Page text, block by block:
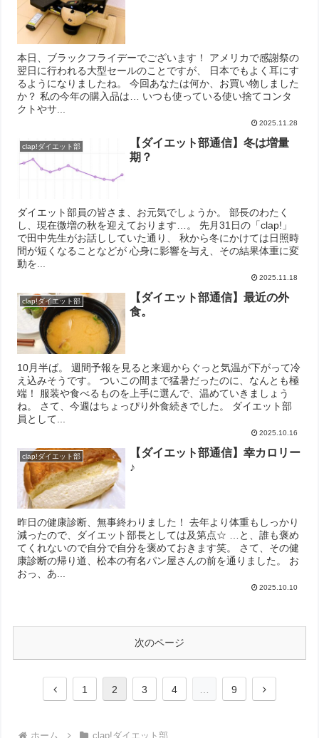
本日、ブラックフライデーでございます！ アメリカで感謝祭の
翌日に行われる大型セールのことですが、 日本でもよく耳にす
るようになりましたね。 今回あなたは何か、お買い物しました
か？ 私の今年の購入品は… いつも使っている使い捨てコンタ
クトやサ...
2025.11.28
clap!ダイエット部
【ダイエット部通信】冬は増量
期？
ダイエット部員の皆さま、お元気でしょうか。 部長のわたく
し、現在微増の秋を迎えております…。 先月31日の「clap!」
で田中先生がお話ししていた通り、 秋から冬にかけては日照時
間が短くなることなどが 心身に影響を与え、その結果体重に変
動を...
2025.11.18
clap!ダイエット部
【ダイエット部通信】最近の外
食。
10月半ば。 週間予報を見ると来週からぐっと気温が下がって冷
え込みそうです。 ついこの間まで猛暑だったのに、なんとも極
端！ 服装や食べるものを上手に選んで、温めていきましょう
ね。 さて、今週はちょっぴり外食続きでした。 ダイエット部
員として...
2025.10.16
clap!ダイエット部
【ダイエット部通信】幸カロリー
♪
昨日の健康診断、無事終わりました！ 去年より体重もしっかり
減ったので、ダイエット部長としては及第点☆ …と、誰も褒め
てくれないので自分で自分を褒めておきます笑。 さて、その健
康診断の帰り道、松本の有名パン屋さんの前を通りました。 お
おっ、あ...
2025.10.10
次のページ
前 1 2 3 4 9 次
ホーム clap!ダイエット部